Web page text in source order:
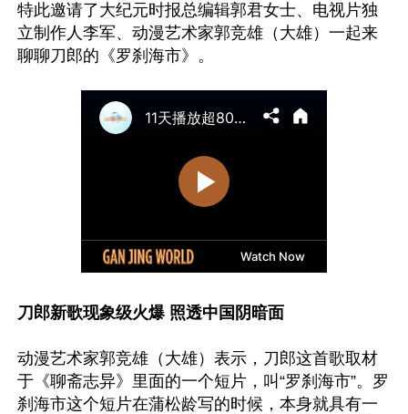
特此邀请了大纪元时报总编辑郭君女士、电视片独
立制作人李军、动漫艺术家郭竞雄（大雄）一起来
刀郎新歌现象级火爆 照透中国阴暗面
动漫艺术家郭竞雄（大雄）表示，刀郎这首歌取材
于《聊斋志异》里面的一个短片，叫“罗刹海市”。罗
刹海市这个短片在蒲松龄写的时候，本身就具有一